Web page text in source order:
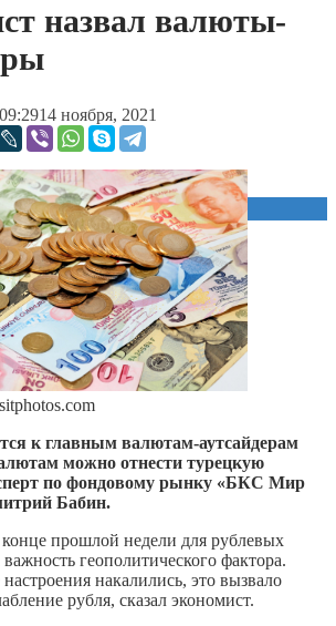
назвал валюты-
14 ноября, 2021
к главным валютам-аутсайдерам
можно отнести турецкую
по фондовому рынку «БКС Мир
Бабин.
прошлой недели для рублевых
геополитического фактора.
накалились, это вызвало
рубля, сказал экономист.